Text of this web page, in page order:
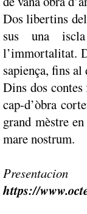
Dos libertins del
sus una
l’immortalitat.
sapiença, fins
Dins dos
cap-d’òbra
grand mèstre
mare nostrum.
https://